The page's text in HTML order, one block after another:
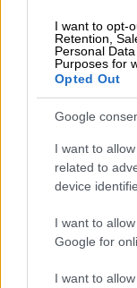
I want to opt-
Retention,
Personal
Purposes for
Opted Out
Google
I want to
related to
device
I want to
Google for
I want to
Μέχρι
αίτια της
Τα σχολιά σας
ΕΘΝΟΣ θα
διαγράφονται